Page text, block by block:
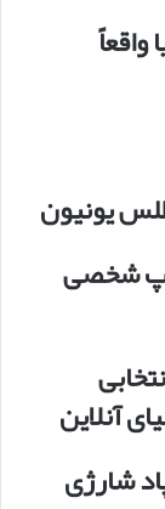
یونیون
شخصی
آنلاین
شارژی